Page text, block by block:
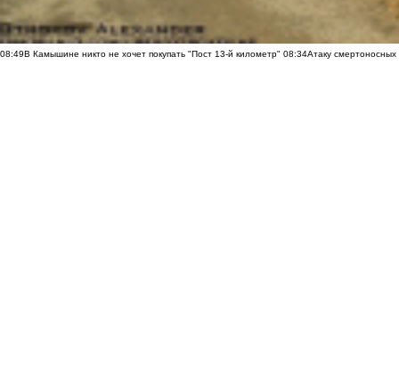
08:49В Камышине никто не хочет покупать "Пост 13-й километр" 08:34Атаку